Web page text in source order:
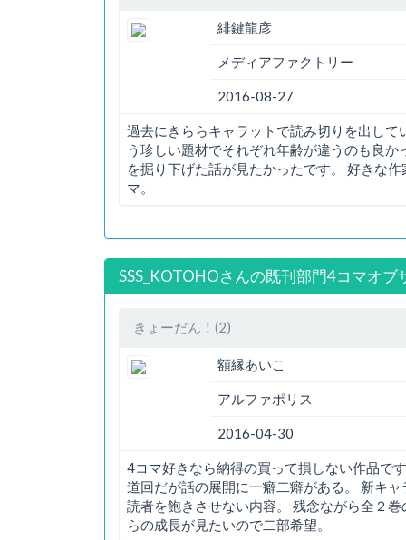
緋鍵龍彦
メディアファクトリー
2016-08-27
過去にきららキャラットで読み切りを出し
う珍しい題材でそれぞれ年齢が違うのも良
を掘り下げた話が見たかったです。 好きな
マ。
SSS_KOTOHOさんの既刊部門4コマオ
きょーだん！(2)
額縁あいこ
アルファポリス
2016-04-30
4コマ好きなら納得の買って損しない作品で
道回だが話の展開に一癖二癖がある。 新キ
読者を飽きさせない内容。 残念ながら全２
らの成長が見たいので二部希望。